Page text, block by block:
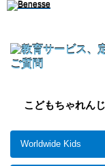
こどもちゃれん
Worldwide Kids